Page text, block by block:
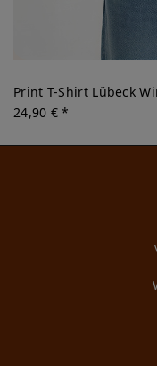
Print T-Shirt Lübeck
24,90 € *